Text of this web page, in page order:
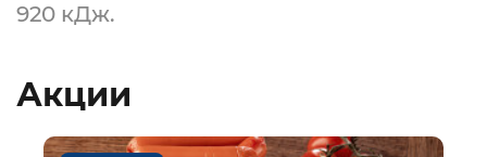
920 кДж.
Акции